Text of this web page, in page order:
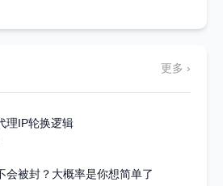
更多 ›
理IP轮换逻辑
会被封？大概率是你想简单了